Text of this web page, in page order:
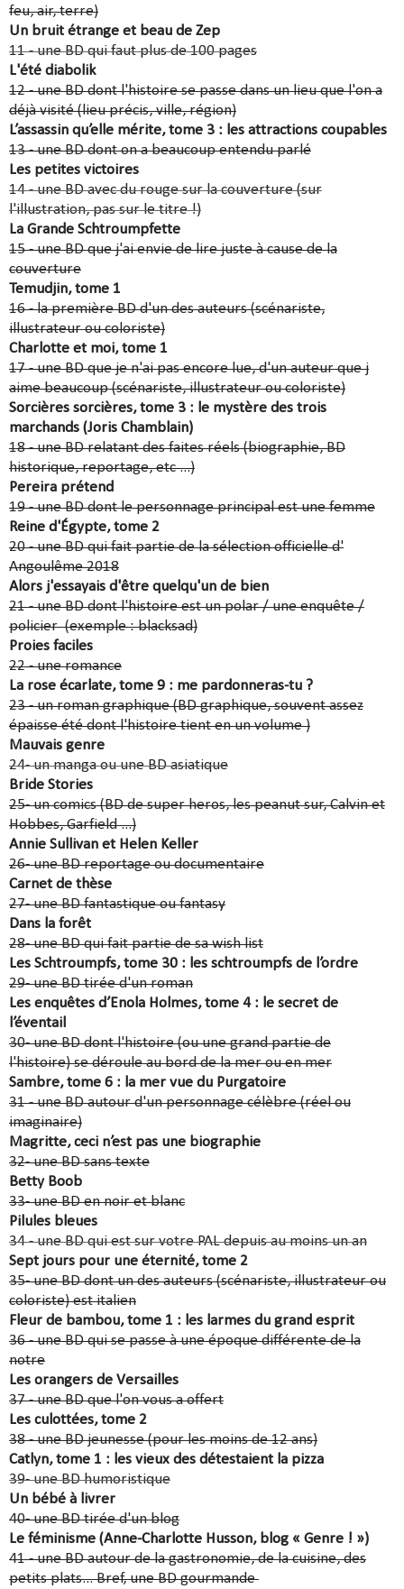
feu, air, terre)
Un bruit étrange et beau de Zep
11 - une BD qui faut plus de 100 pages
L'été diabolik
12 - une BD dont l'histoire se passe dans un lieu que l'on a
déjà visité (lieu précis, ville, région)
L’assassin qu’elle mérite, tome 3 : les attractions coupables
13 - une BD dont on a beaucoup entendu parlé
Les petites victoires
14 - une BD avec du rouge sur la couverture (sur
l'illustration, pas sur le titre !)
La Grande Schtroumpfette
15 - une BD que j'ai envie de lire juste à cause de la
couverture
Temudjin, tome 1
16 - la première BD d'un des auteurs (scénariste,
illustrateur ou coloriste)
Charlotte et moi, tome 1
17 - une BD que je n'ai pas encore lue, d'un auteur que j
aime beaucoup (scénariste, illustrateur ou coloriste)
Sorcières sorcières, tome 3 : le mystère des trois
marchands (Joris Chamblain)
18 - une BD relatant des faites réels (biographie, BD
historique, reportage, etc ...)
Pereira prétend
19 - une BD dont le personnage principal est une femme
Reine d'Égypte, tome 2
20 - une BD qui fait partie de la sélection officielle d'
Angoulême 2018
Alors j'essayais d'être quelqu'un de bien
21 - une BD dont l'histoire est un polar / une enquête /
policier (exemple : blacksad)
Proies faciles
22 - une romance
La rose écarlate, tome 9 : me pardonneras-tu ?
23 - un roman graphique (BD graphique, souvent assez
épaisse été dont l'histoire tient en un volume )
Mauvais genre
24- un manga ou une BD asiatique
Bride Stories
25- un comics (BD de super heros, les peanut sur, Calvin et
Hobbes, Garfield ...)
Annie Sullivan et Helen Keller
26- une BD reportage ou documentaire
Carnet de thèse
27- une BD fantastique ou fantasy
Dans la forêt
28- une BD qui fait partie de sa wish list
Les Schtroumpfs, tome 30 : les schtroumpfs de l’ordre
29- une BD tirée d'un roman
Les enquêtes d’Enola Holmes, tome 4 : le secret de
l’éventail
30- une BD dont l'histoire (ou une grand partie de
l'histoire) se déroule au bord de la mer ou en mer
Sambre, tome 6 : la mer vue du Purgatoire
31 - une BD autour d'un personnage célèbre (réel ou
imaginaire)
Magritte, ceci n’est pas une biographie
32- une BD sans texte
Betty Boob
33- une BD en noir et blanc
Pilules bleues
34 - une BD qui est sur votre PAL depuis au moins un an
Sept jours pour une éternité, tome 2
35- une BD dont un des auteurs (scénariste, illustrateur ou
coloriste) est italien
Fleur de bambou, tome 1 : les larmes du grand esprit
36 - une BD qui se passe à une époque différente de la
notre
Les orangers de Versailles
37 - une BD que l'on vous a offert
Les culottées, tome 2
38 - une BD jeunesse (pour les moins de 12 ans)
Catlyn, tome 1 : les vieux des détestaient la pizza
39- une BD humoristique
Un bébé à livrer
40- une BD tirée d'un blog
Le féminisme (Anne-Charlotte Husson, blog « Genre ! »)
41 - une BD autour de la gastronomie, de la cuisine, des
petits plats... Bref, une BD gourmande